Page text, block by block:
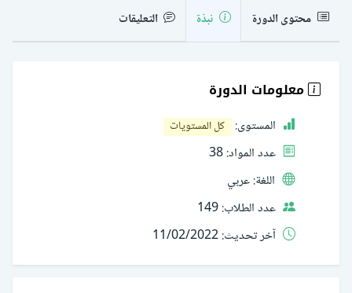
نبذة التعليقات
معلومات الدورة
المستوى: كل المستويات
عدد المواد:38
اللغة:عربي
عدد الطلاب:149
آخر تحديث:11/02/2022